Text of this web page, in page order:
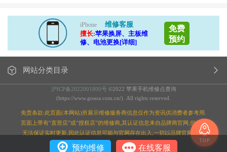
iPhone
维修客服
擅长:苹果换屏、主板维
修、电池更换[详细]
免费
预约
网站分类目录
沪ICP备2022001800号 ©2022 苹果手机维修点查询
(https://www.gosoa.com.cn/). All rights reserved.
免责条款:此页面(本网站)所展示维修服务商信息仅作为资讯供消费者参考用.
页面上带有“直营店”或“授权店”的维修商,其认证信息来自品牌商官网,但本站
无法保证实时更新,因此认证信息可能与官网存在出入,一切以品牌官网为准;
预约维修 在线客服